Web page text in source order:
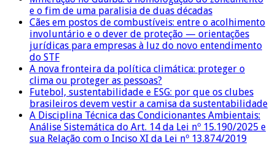
e o fim de uma paralisia de duas décadas
Cães em postos de combustíveis: entre o acolhimento
involuntário e o dever de proteção — orientações
jurídicas para empresas à luz do novo entendimento
do STF
A nova fronteira da política climática: proteger o
clima ou proteger as pessoas?
Futebol, sustentabilidade e ESG: por que os clubes
brasileiros devem vestir a camisa da sustentabilidade
A Disciplina Técnica das Condicionantes Ambientais:
Análise Sistemática do Art. 14 da Lei nº 15.190/2025 e
sua Relação com o Inciso XI da Lei nº 13.874/2019